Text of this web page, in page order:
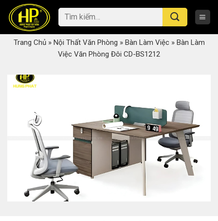
content
Tìm
kiếm:
Trang Chủ» Nội Thất Văn Phòng » Bàn Làm Việc» Bàn Làm
Việc Văn Phòng Đôi CD-BS1212